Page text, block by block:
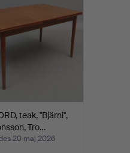
teak, "Bjärni",
Tro…
20 maj 2026